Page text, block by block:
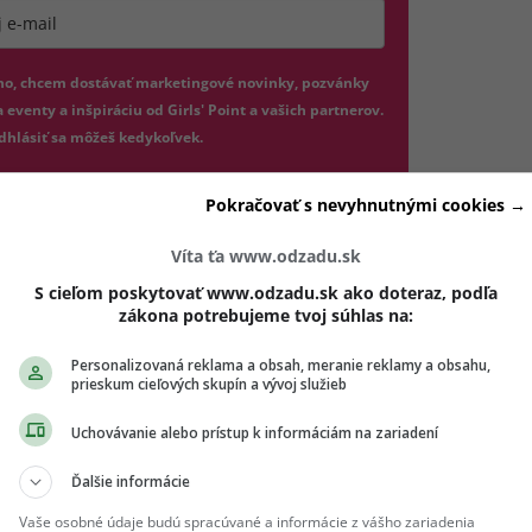
chcem dostávať marketingové novinky, pozvánky
eventy a inšpiráciu od Girls' Point a vašich partnerov.
sa môžeš kedykoľvek.
Podmienok ochrany súkromia(otvorí sa v novom okne)
aPodmienok
Prihlásiť sa na odber Odošle
dnes sa vyhni požičiavaniu peňazí priateľom. Mohlo by to
silná. Mala by si si dávať pozor na prechladnutie z
v podobe čerstvého ovocia.
Víta ťa www.odzadu.sk
S cieľom poskytovať www.odzadu.sk ako doteraz, podľa
zákona potrebujeme tvoj súhlas na:
Personalizovaná reklama a obsah, meranie reklamy a obsahu,
prieskum cieľových skupín a vývoj služieb
Uchovávanie alebo prístup k informáciám na zariadení
Ďalšie informácie
Vaše osobné údaje budú spracúvané a informácie z vášho zariadenia
Pokračovať s nevyhnutnými cookies →